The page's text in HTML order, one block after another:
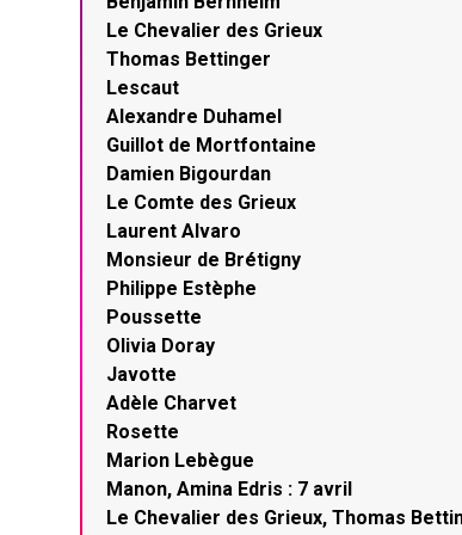
Le Chevalier des Grieux
Thomas Bettinger
Lescaut
Alexandre Duhamel
Guillot de Mortfontaine
Damien Bigourdan
Le Comte des Grieux
Laurent Alvaro
Monsieur de Brétigny
Philippe Estèphe
Poussette
Olivia Doray
Javotte
Adèle Charvet
Rosette
Marion Lebègue
Manon, Amina Edris : 7 avril
Le Chevalier des Grieux, Thomas